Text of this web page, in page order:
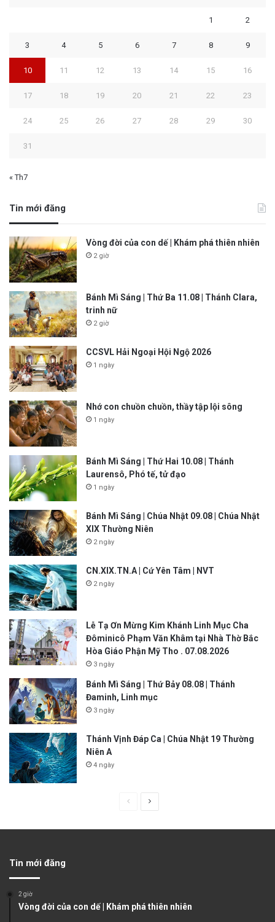
1 2
3 4 5 6 7 8 9
10 11 12 13 14 15 16
17 18 19 20 21 22 23
24 25 26 27 28 29 30
31
« Th7
Tin mới đăng
Vòng đời của con dế | Khám phá thiên nhiên
2 giờ
Bánh Mì Sáng | Thứ Ba 11.08 | Thánh Clara,
trinh nữ
2 giờ
CCSVL Hải Ngoại Hội Ngộ 2026
1 ngày
Nhớ con chuồn chuồn, thầy tập lội sông
1 ngày
Bánh Mì Sáng | Thứ Hai 10.08 | Thánh
Laurensô, Phó tế, tử đạo
1 ngày
Bánh Mì Sáng | Chúa Nhật 09.08 | Chúa Nhật
XIX Thường Niên
2 ngày
CN.XIX.TN.A | Cứ Yên Tâm | NVT
2 ngày
Lễ Tạ Ơn Mừng Kim Khánh Linh Mục Cha
Đôminicô Phạm Văn Khâm tại Nhà Thờ Bắc
Hòa Giáo Phận Mỹ Tho . 07.08.2026
3 ngày
Bánh Mì Sáng | Thứ Bảy 08.08 | Thánh
Đaminh, Linh mục
3 ngày
Thánh Vịnh Đáp Ca | Chúa Nhật 19 Thường
Niên A
4 ngày
u
g
Tin mới đăng
2 giờ
Vòng đời của con dế | Khám phá thiên nhiên